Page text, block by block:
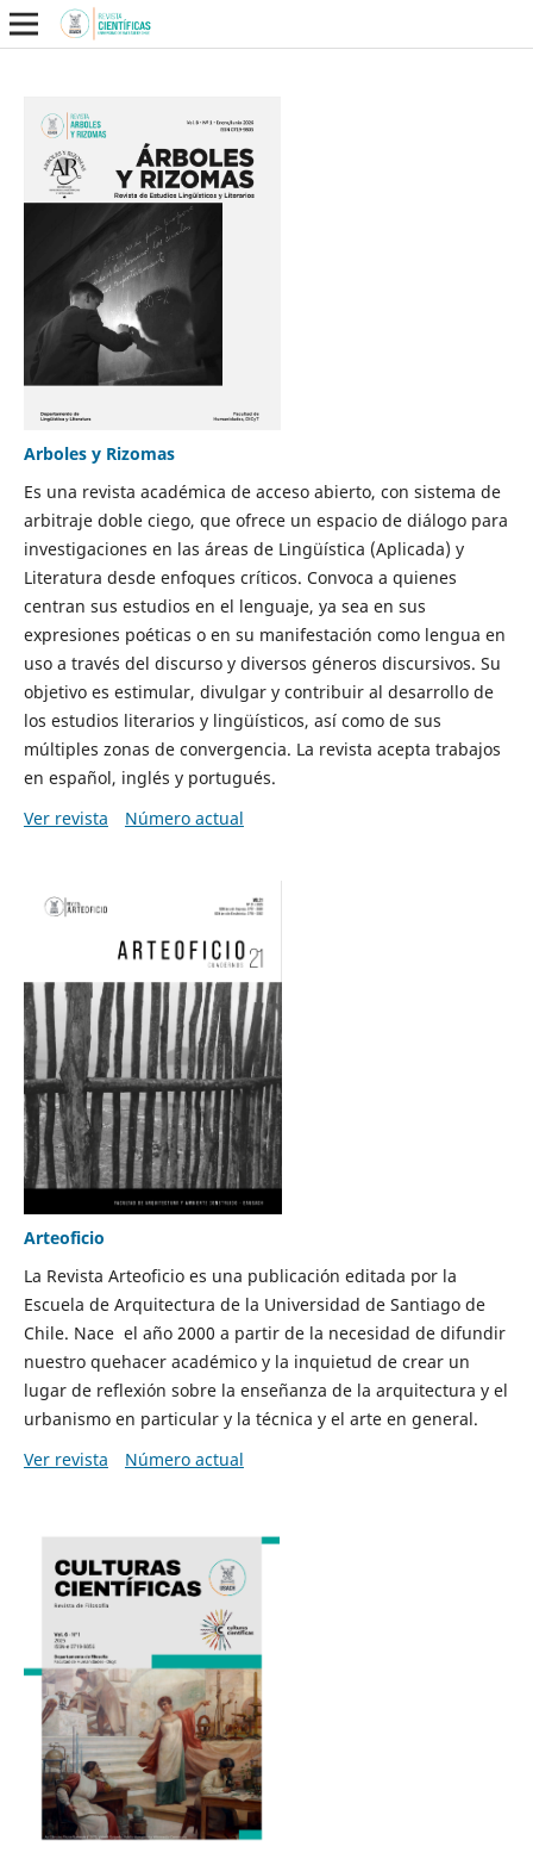
Arboles y Rizomas
Es una revista académica de acceso abierto, con sistema de
arbitraje doble ciego, que ofrece un espacio de diálogo para
investigaciones en las áreas de Lingüística (Aplicada) y
Literatura desde enfoques críticos. Convoca a quienes
centran sus estudios en el lenguaje, ya sea en sus
expresiones poéticas o en su manifestación como lengua en
uso a través del discurso y diversos géneros discursivos. Su
objetivo es estimular, divulgar y contribuir al desarrollo de
los estudios literarios y lingüísticos, así como de sus
múltiples zonas de convergencia. La revista acepta trabajos
en español, inglés y portugués.
Ver revista
Número actual
Arteoficio
La Revista Arteoficio es una publicación editada por la
Escuela de Arquitectura de la Universidad de Santiago de
Chile. Nace el año 2000 a partir de la necesidad de difundir
nuestro quehacer académico y la inquietud de crear un
lugar de reflexión sobre la enseñanza de la arquitectura y el
urbanismo en particular y la técnica y el arte en general.
Ver revista
Número actual